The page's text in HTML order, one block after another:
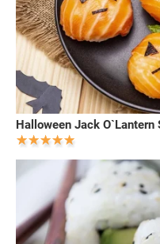
Halloween Jack O`Lantern